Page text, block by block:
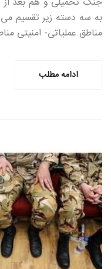
به سه دسته زیر تقسیم می
مناطق عملیاتی- امنیتی
ادامه مطلب